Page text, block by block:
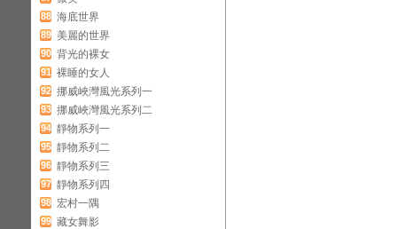
88 海底世界
89 美麗的世界
90 背光的裸女
91 裸睡的女人
92 挪威峽灣風光系列一
93 挪威峽灣風光系列二
94 靜物系列一
95 靜物系列二
96 靜物系列三
97 靜物系列四
98 宏村一隅
99 藏女舞影